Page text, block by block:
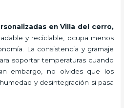
en Villa del cerro,
y reciclable, ocupa menos
La consistencia y gramaje
soportar temperaturas cuando
embargo, no olvides que los
y desintegración si pasa